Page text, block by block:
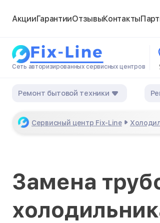
АкцииГарантииОтзывыКонтакты
Сеть авторизированных сервисных центров
Ремонт бытовой техники
Сервисный центр Fix-Line
Замена